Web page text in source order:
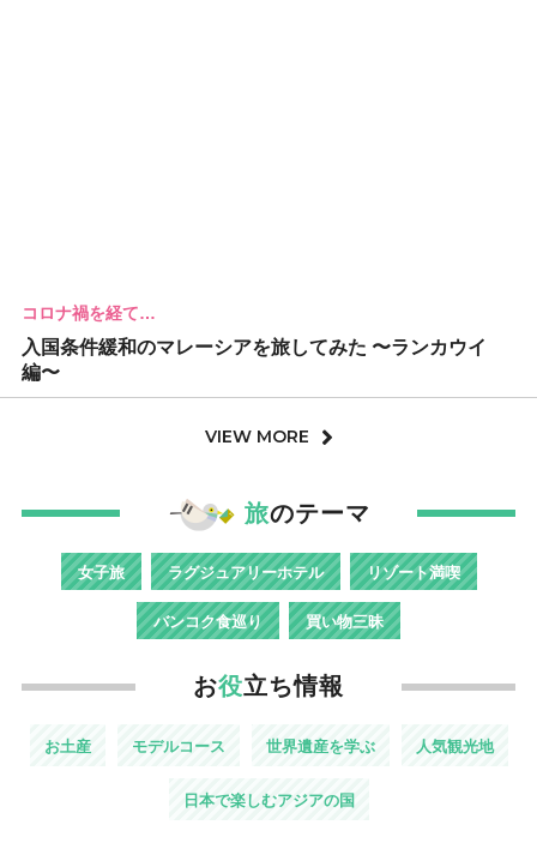
コロナ禍を経て…
入国条件緩和のマレーシアを旅してみた 〜ランカウイ
編〜
VIEW MORE
旅のテーマ
女子旅 ラグジュアリーホテル リゾート満喫
バンコク食巡り 買い物三昧
お役立ち情報
お土産 モデルコース 世界遺産を学ぶ 人気観光地
日本で楽しむアジアの国